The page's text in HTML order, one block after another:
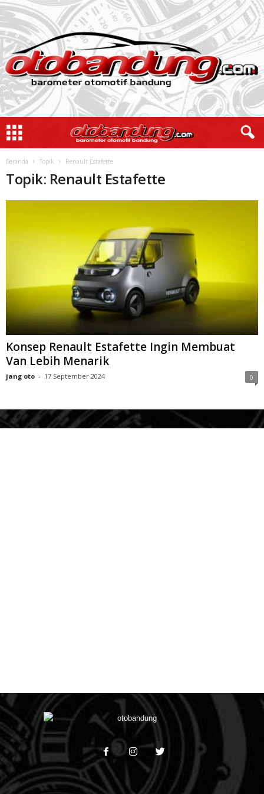
Beranda Topik Renault Estafette
Topik: Renault Estafette
Konsep Renault Estafette Ingin Membuat
Van Lebih Menarik
jang oto - 17 September 2024 0